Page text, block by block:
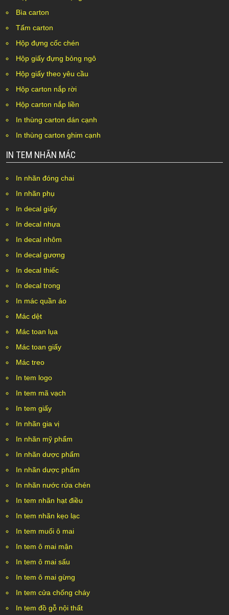
Bìa carton
Tấm carton
Hộp đựng cốc chén
Hộp giấy đựng bỏng ngô
Hộp giấy theo yêu cầu
Hộp carton nắp rời
Hộp carton nắp liền
In thùng carton dán cạnh
In thùng carton ghim cạnh
IN TEM NHÃN MÁC
In nhãn đóng chai
In nhãn phụ
In decal giấy
In decal nhựa
In decal nhôm
In decal gương
In decal thiếc
In decal trong
In mác quần áo
Mác dệt
Mác toan lụa
Mác toan giấy
Mác treo
In tem logo
In tem mã vạch
In tem giấy
In nhãn gia vị
In nhãn mỹ phẩm
In nhãn dược phẩm
In nhãn dược phẩm
In nhãn nước rửa chén
In tem nhãn hạt điều
In tem nhãn kẹo lạc
In tem muối ô mai
In tem ô mai mận
In tem ô mai sấu
In tem ô mai gừng
In tem cửa chống cháy
In tem đồ gỗ nội thất